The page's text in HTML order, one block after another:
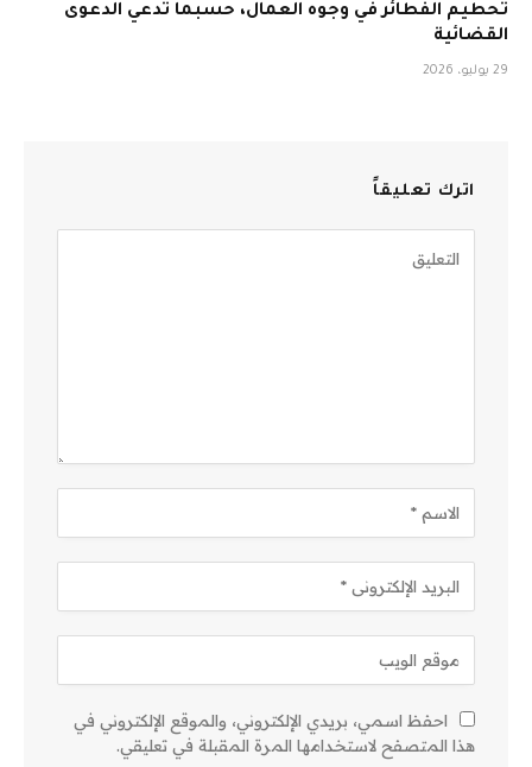
تحطيم الفطائر في وجوه العمال، حسبما تدعي الدعوى
القضائية
29 يوليو، 2026
اترك تعليقاً
احفظ اسمي، بريدي الإلكتروني، والموقع الإلكتروني في
هذا المتصفح لاستخدامها المرة المقبلة في تعليقي.